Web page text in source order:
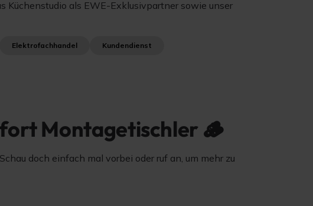
Küchenstudio als EWE-Exklusivpartner sowie unser
Elektrofachhandel Kundendienst
Montagetischler 🪵
doch einfach mal vorbei oder ruf an, um mehr zu